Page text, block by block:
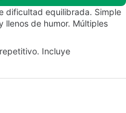
dificultad equilibrada. Simple
llenos de humor. Múltiples
Incluye